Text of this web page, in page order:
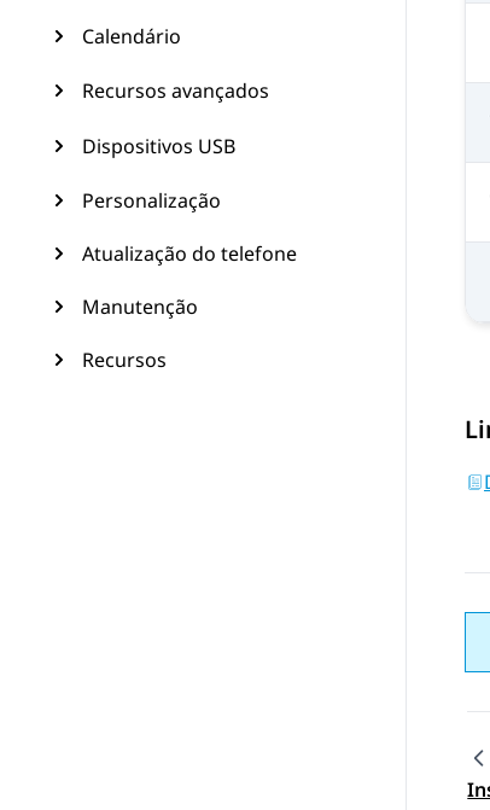
Calendário
Recursos avançados
Dispositivos USB
Personalização
Atualização do telefone
Manutenção
Recursos